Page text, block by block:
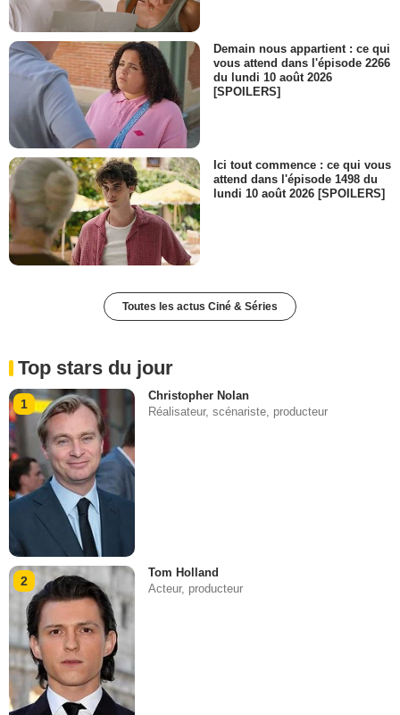
Demain nous appartient : ce qui
vous attend dans l'épisode 2266
du lundi 10 août 2026
[SPOILERS]
Ici tout commence : ce qui vous
attend dans l'épisode 1498 du
lundi 10 août 2026 [SPOILERS]
Toutes les actus Ciné & Séries
Top stars du jour
1
Christopher Nolan
Réalisateur, scénariste, producteur
2
Tom Holland
Acteur, producteur